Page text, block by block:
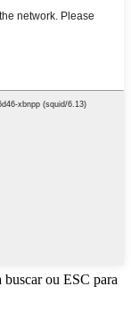
buscar ou ESC para